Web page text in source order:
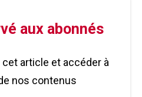
aux abonnés
article et accéder à
nos contenus